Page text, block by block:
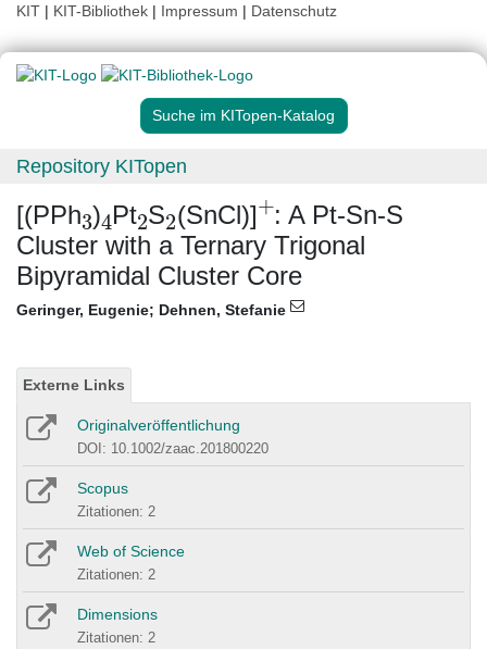
KIT | KIT-Bibliothek | Impressum | Datenschutz
Suche im KITopen-Katalog
Repository KITopen
[(PPh
3
)
4
Pt
2
S
2
(SnCl)]
+
: A Pt-Sn-S
Cluster with a Ternary Trigonal
Bipyramidal Cluster Core
Geringer, Eugenie; Dehnen, Stefanie
Externe Links
Originalveröffentlichung
DOI: 10.1002/zaac.201800220
Scopus
Zitationen: 2
Web of Science
Zitationen: 2
Dimensions
Zitationen: 2